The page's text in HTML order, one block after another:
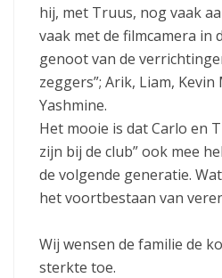
hij, met Truus, nog vaak
vaak met de filmcamera in
genoot van de
zeggers”; Arik, Liam,
Yashmine.
Het mooie is dat Carlo en
zijn bij de club” ook mee
de volgende generatie.
het voortbestaan van
Wij wensen de familie de
sterkte toe.